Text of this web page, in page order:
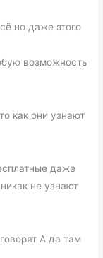
но даже этого
возможность
как они узнают
даже
не узнают
А да там